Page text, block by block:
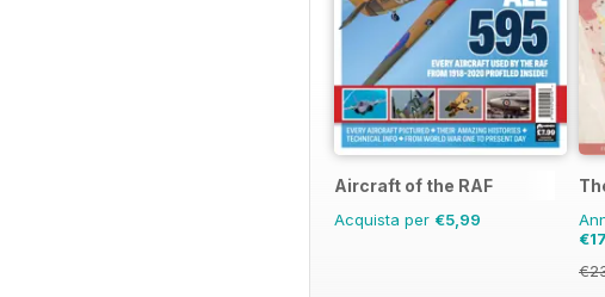
Aircraft of the RAF
Acquista per €5,99